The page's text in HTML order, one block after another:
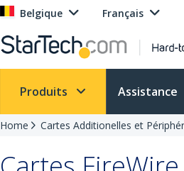
Belgique Français
Produits Assistance
Home Cartes Additionelles et